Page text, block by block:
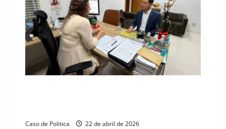
Caso de Politica 22 de abril de 2026